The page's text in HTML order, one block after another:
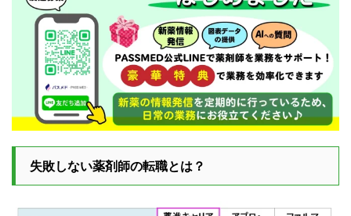
失敗しない薬剤師の転職とは？